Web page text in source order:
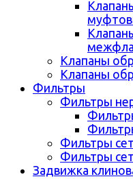
Клапаны
Клапаны
Фильтры
Фильтры
Фильтры
Фильтры
Задвижка